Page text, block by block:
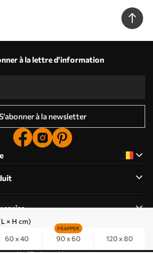
× H cm)
60 x 40 90 x 60
FRAPPER
120 x 80
à la lettre d'information
à la newsletter